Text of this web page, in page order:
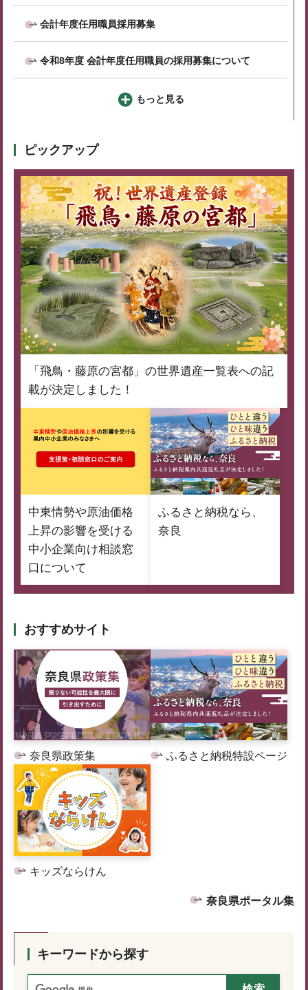
会計年度任用職員採用募集
令和8年度 会計年度任用職員の採用募集について
もっと見る
ピックアップ
「飛鳥・藤原の宮都」の世界遺産一覧表への記
載が決定しました！
中東情勢や原油価格
上昇の影響を受ける
中小企業向け相談窓
口について
ふるさと納税なら、
奈良
おすすめサイト
奈良県政策集 ふるさと納税特設ページ
キッズならけん
奈良県ポータル集
キーワードから探す